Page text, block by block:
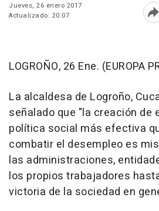
Jueves, 26 enero 2017
Actualizado: 20:07
LOGROÑO, 26 Ene. (EUROPA
La alcaldesa de Logroño,
señalado que "la creación de
política social más efectiva
combatir el desempleo es
las administraciones,
los propios trabajadores
victoria de la sociedad en